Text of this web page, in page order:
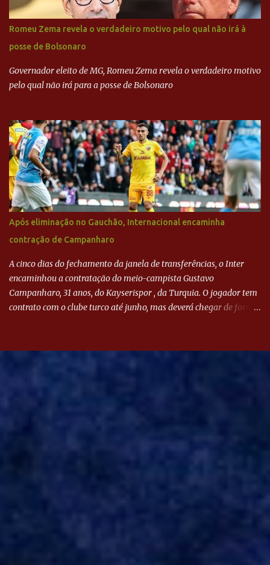
Alckmin (PSDB) — nenhum deles, no entanto, disse ter negociado
diretamente com o paulista. Depoimentos mostram como o
dinheiro da Odebrecht bancou a campanha de Serra em 2010 Leia
mais... A Lava Jato chega ao PSDB | VEJA.com
Romeu Zema revela o verdadeiro motivo pelo qual não irá à
posse de Bolsonaro
Governador eleito de MG, Romeu Zema revela o verdadeiro motivo
pelo qual não irá para a posse de Bolsonaro
Após eliminação no Gauchão, Internacional encaminha
contração de Campanharo
A cinco dias do fechamento da janela de transferências, o Inter
encaminhou a contratação do meio-campista Gustavo
Campanharo, 31 anos, do Kayserispor , da Turquia. O jogador tem
contrato com o clube turco até junho, mas deverá chegar de forma
Evian, da França, Hellas Verona, da Itália, e Ludogorets, da